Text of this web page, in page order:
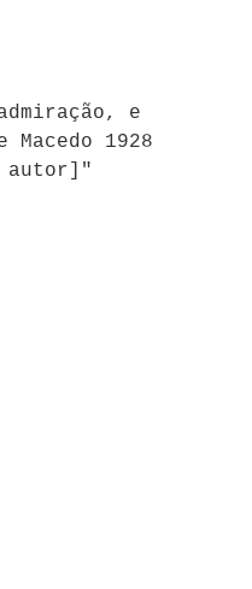
e
Macedo 1928
autor]"